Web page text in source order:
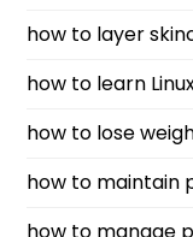
how to layer
how to learn
how to lose
how to maintain